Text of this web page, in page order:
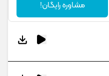
مشاوره رایگان!